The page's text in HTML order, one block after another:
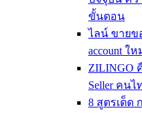
ขั้นตอน
ไลน์ ขายข
account ใ
ZILINGO
Seller คนไ
8 สูตรเด็ด